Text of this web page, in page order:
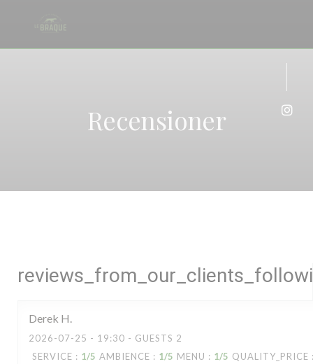
Recensioner
Derek H
2026-07-25 - 19:30 - GUESTS 2
SERVICE : 1/5 AMBIENCE : 1/5 MENU : 1/5 QUALITY_PRICE